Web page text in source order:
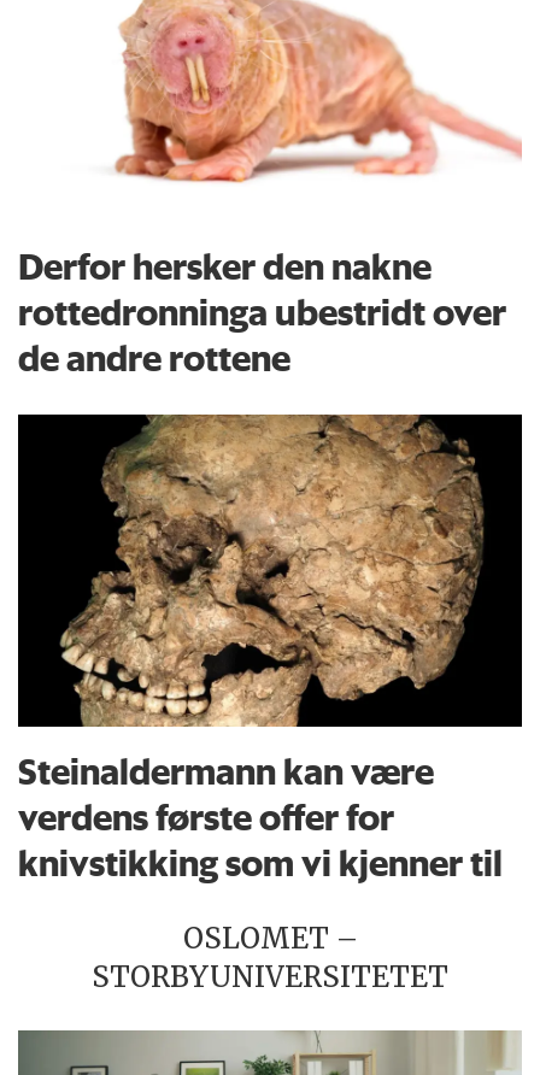
Derfor hersker den nakne
rottedronninga ubestridt over
de andre rottene
Steinaldermann kan være
verdens første offer for
knivstikking som vi kjenner til
OSLOMET –
STORBYUNIVERSITETET